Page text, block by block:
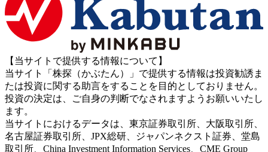
【当サイトで提供する情報について】
当サイト「株探（かぶたん）」で提供する情報は投資勧誘ま
たは投資に関する助言をすることを目的としておりません。
投資の決定は、ご自身の判断でなされますようお願いいたし
ます。
当サイトにおけるデータは、東京証券取引所、大阪取引所、
名古屋証券取引所、JPX総研、ジャパンネクスト証券、堂島
取引所、China Investment Information Services、CME Group